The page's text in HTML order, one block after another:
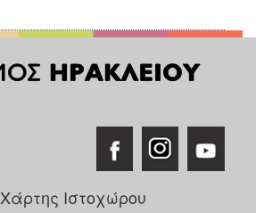
Χάρτης Ιστοχώρου